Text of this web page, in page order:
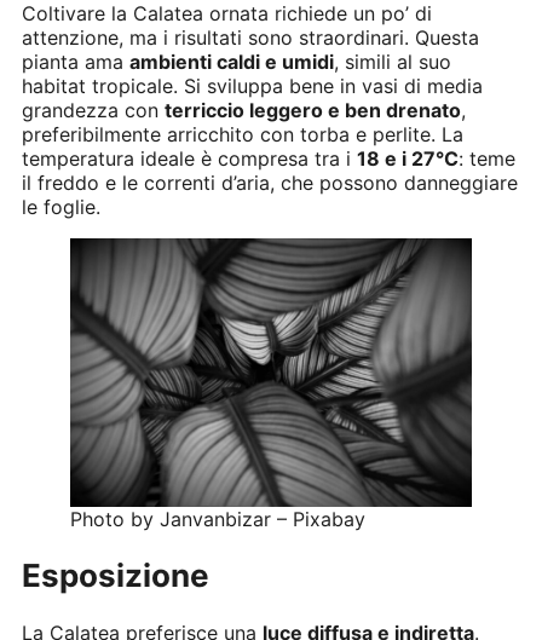
Coltivare la Calatea ornata richiede un po’ di
attenzione, ma i risultati sono straordinari. Questa
pianta ama ambienti caldi e umidi, simili al suo
habitat tropicale. Si sviluppa bene in vasi di media
grandezza con terriccio leggero e ben drenato,
preferibilmente arricchito con torba e perlite. La
temperatura ideale è compresa tra i 18 e i 27°C: teme
il freddo e le correnti d’aria, che possono danneggiare
le foglie.
Photo by Janvanbizar – Pixabay
Esposizione
La Calatea preferisce una luce diffusa e indiretta.